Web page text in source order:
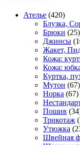
Ателье (420)
Блузка,
Брюки (25)
Джинсы
Жакет,
Кожа:
Кожа:
Куртка,
Мутон (67)
Норка (67)
Пошив
Трикотаж
Утюжка
Швейная